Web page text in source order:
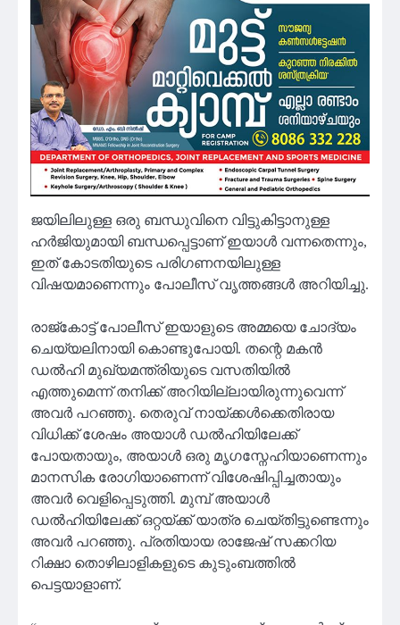
ജയിലിലുള്ള ഒരു ബന്ധുവിനെ വിട്ടുകിട്ടാനുള്ള
ഹർജിയുമായി ബന്ധപ്പെട്ടാണ് ഇയാൾ വന്നതെന്നും,
ഇത് കോടതിയുടെ പരിഗണനയിലുള്ള
വിഷയമാണെന്നും പോലീസ് വൃത്തങ്ങൾ അറിയിച്ചു.
രാജ്കോട്ട് പോലീസ് ഇയാളുടെ അമ്മയെ ചോദ്യം
ചെയ്യലിനായി കൊണ്ടുപോയി. തന്റെ മകൻ
ഡൽഹി മുഖ്യമന്ത്രിയുടെ വസതിയിൽ
എത്തുമെന്ന് തനിക്ക് അറിയില്ലായിരുന്നുവെന്ന്
അവർ പറഞ്ഞു. തെരുവ് നായ്ക്കൾക്കെതിരായ
വിധിക്ക് ശേഷം അയാൾ ഡൽഹിയിലേക്ക്
പോയതായും, അയാൾ ഒരു മൃഗസ്നേഹിയാണെന്നും
മാനസിക രോഗിയാണെന്ന് വിശേഷിപ്പിച്ചതായും
അവർ വെളിപ്പെടുത്തി. മുമ്പ് അയാൾ
ഡൽഹിയിലേക്ക് ഒറ്റയ്ക്ക് യാത്ര ചെയ്തിട്ടുണ്ടെന്നും
അവർ പറഞ്ഞു. പ്രതിയായ രാജേഷ് സക്കറിയ
റിക്ഷാ തൊഴിലാളികളുടെ കുടുംബത്തിൽ
പെട്ടയാളാണ്.